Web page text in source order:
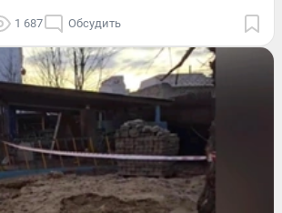
1 687 Обсудить